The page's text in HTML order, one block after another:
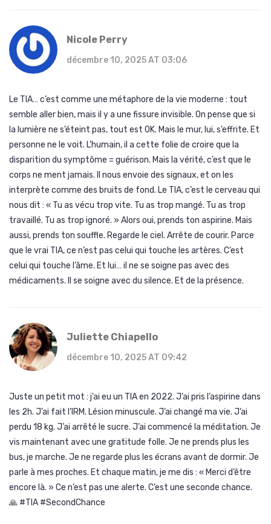
Nicole Perry
décembre 10, 2025 AT 03:06
Le TIA… c’est comme une métaphore de la vie moderne : tout
semble aller bien, mais il y a une fissure invisible. On pense que si
la lumière ne s’éteint pas, tout est OK. Mais le mur, lui, s’effrite. Et
personne ne le voit. L’humain, il a cette folie de croire que la
disparition du symptôme = guérison. Mais la vérité, c’est que le
corps ne ment jamais. Il nous envoie des signaux, et on les
interprète comme des bruits de fond. Le TIA, c’est le cerveau qui
nous dit : « Tu as vécu trop vite. Tu as trop mangé. Tu as trop
travaillé. Tu as trop ignoré. » Alors oui, prends ton aspirine. Mais
aussi, prends ton souffle. Regarde le ciel. Arrête de courir. Parce
que le vrai TIA, ce n’est pas celui qui touche les artères. C’est
celui qui touche l’âme. Et lui… il ne se soigne pas avec des
médicaments. Il se soigne avec du silence. Et de la présence.
Juliette Chiapello
décembre 10, 2025 AT 09:42
Juste un petit mot : j’ai eu un TIA en 2022. J’ai pris l’aspirine dans
les 2h. J’ai fait l’IRM. Lésion minuscule. J’ai changé ma vie. J’ai
perdu 18 kg. J’ai arrêté le sucre. J’ai commencé la méditation. Je
vis maintenant avec une gratitude folle. Je ne prends plus les
bus, je marche. Je ne regarde plus les écrans avant de dormir. Je
parle à mes proches. Et chaque matin, je me dis : « Merci d’être
encore là. » Ce n’est pas une alerte. C’est une seconde chance.
🙏 #TIA #SecondChance